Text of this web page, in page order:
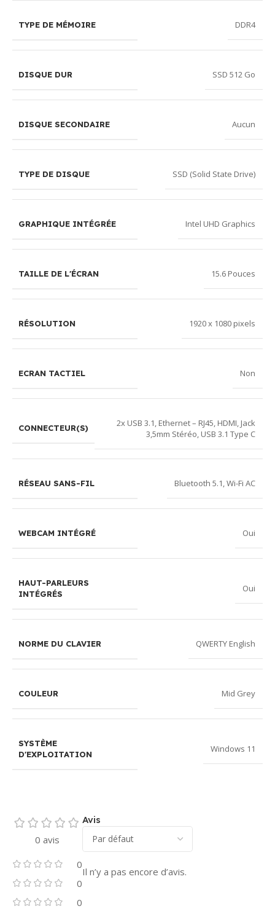
TYPE DE MÉMOIRE DDR4
DISQUE DUR SSD 512 Go
DISQUE SECONDAIRE Aucun
TYPE DE DISQUE SSD (Solid State Drive)
GRAPHIQUE INTÉGRÉE Intel UHD Graphics
TAILLE DE L'ÉCRAN 15.6 Pouces
RÉSOLUTION 1920 x 1080 pixels
ECRAN TACTIEL Non
CONNECTEUR(S) 2x USB 3.1, Ethernet – RJ45, HDMI, Jack
3,5mm Stéréo, USB 3.1 Type C
RÉSEAU SANS-FIL Bluetooth 5.1,Wi-Fi AC
WEBCAM INTÉGRÉ Oui
HAUT-PARLEURS
INTÉGRÉS
Oui
NORME DU CLAVIER QWERTY English
COULEUR Mid Grey
SYSTÈME
D'EXPLOITATION
Windows 11
0 avis
0
0
0
Avis
Il n’y a pas encore d’avis.